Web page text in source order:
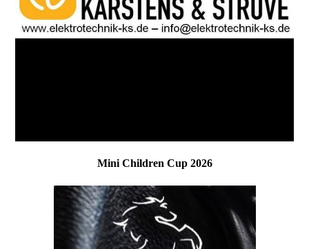
Mini Children Cup 2026